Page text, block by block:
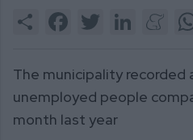
Share FacebookTwitter LinkedIn
The municipality recorded
unemployed people
month last year